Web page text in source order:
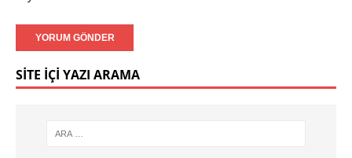
SITE İÇI YAZI ARAMA